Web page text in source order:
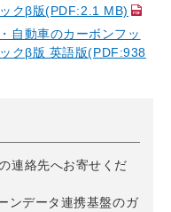
クβ版(PDF:2.1 MB)
自動車のカーボンフッ
クβ版 英語版(PDF:938
連絡先へお寄せくだ
ンデータ連携基盤のガ